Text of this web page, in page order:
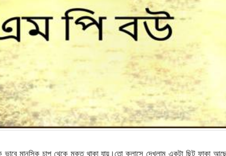
মানসিক চাপ থেকে মুক্ত থাকা যায়।তো ক্লাসে দেখলাম একটা ছিট ফাকা